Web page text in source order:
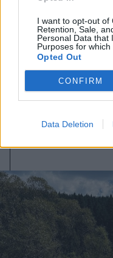
I want to opt-out of
Retention, Sale,
Personal Data that
Purposes for which
Opted Out
CONFIRM
Data Deletion
2026. augusztus
Ha a helyzet
országos
hálózatban